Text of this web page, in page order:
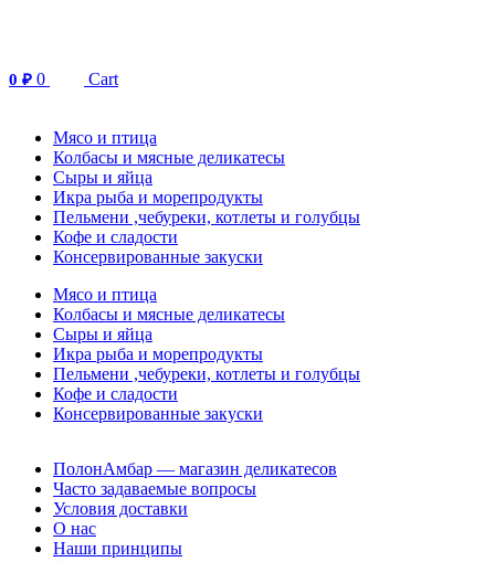
0 ₽ 0 Cart
Мясо и птица
Колбасы и мясные деликатесы
Сыры и яйца
Икра рыба и морепродукты
Пельмени ,чебуреки, котлеты и голубцы
Кофе и сладости
Консервированные закуски
Мясо и птица
Колбасы и мясные деликатесы
Сыры и яйца
Икра рыба и морепродукты
Пельмени ,чебуреки, котлеты и голубцы
Кофе и сладости
Консервированные закуски
ПолонАмбар — магазин деликатесов
Часто задаваемые вопросы
Условия доставки
О нас
Наши принципы